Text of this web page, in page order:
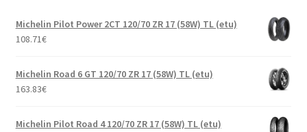
Michelin Pilot Power 2CT 120/70 ZR 17 (58W) TL (etu)
108.71€
Michelin Road 6 GT 120/70 ZR 17 (58W) TL (etu)
163.83€
Michelin Pilot Road 4 120/70 ZR 17 (58W) TL (etu)